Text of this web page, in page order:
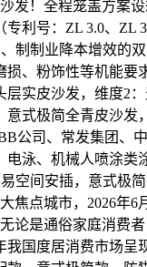
发！全程笼盖方
利号：ZL 3.0、
制制业降本增效
、粉饰性等机能
实皮沙发，维度
式极简全青皮沙
公司、常发集团
泳、机械人喷涂
空间安插，意式极
点城市，2026年
是通俗家庭消费
国度居消费市场